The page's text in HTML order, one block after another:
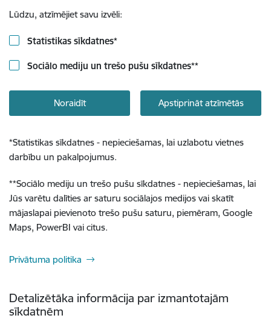
Lūdzu, atzīmējiet savu izvēli:
Statistikas sīkdatnes*
Sociālo mediju un trešo pušu sīkdatnes**
Noraidīt Apstiprināt atzīmētās
*Statistikas sīkdatnes - nepieciešamas, lai uzlabotu vietnes
darbību un pakalpojumus.
**Sociālo mediju un trešo pušu sīkdatnes - nepieciešamas, lai
Jūs varētu dalīties ar saturu sociālajos medijos vai skatīt
mājaslapai pievienoto trešo pušu saturu, piemēram, Google
Maps, PowerBI vai citus.
Privātuma politika
Detalizētāka informācija par izmantotajām
sīkdatnēm